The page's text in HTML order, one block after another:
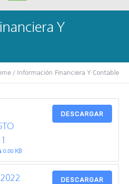
Y
/ Información Financiera Y Contable
0.00 KB
DESCARGAR
DESCARGAR